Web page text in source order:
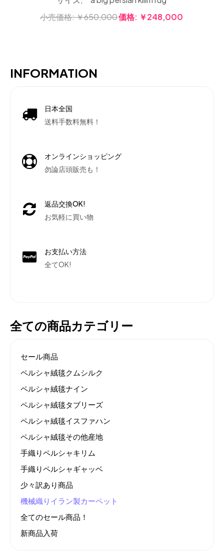
小売価格:￥650,000価格: ￥248,000
INFORMATION
日本全国
送料手数料無料！
オンラインショッピング
勿論店頭販売も！
返品交換OK!
お気軽に買い物
お支払い方法
全てOK!
全ての商品カテゴリー
セール商品
ペルシャ絨毯クムシルク
ペルシャ絨毯ナイン
ペルシャ絨毯タブリーズ
ペルシャ絨毯イスファハン
ペルシャ絨毯その他産地
手織りペルシャキリム
手織りペルシャギャッベ
少々訳あり商品
機械織りイラン製カーペット
全てのセール商品！
新商品入荷